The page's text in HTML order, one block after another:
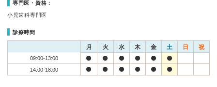
専門医・資格：
小児歯科専門医
診療時間
月 火 水 木 金 土 日 祝
09:00-13:00
14:00-18:00